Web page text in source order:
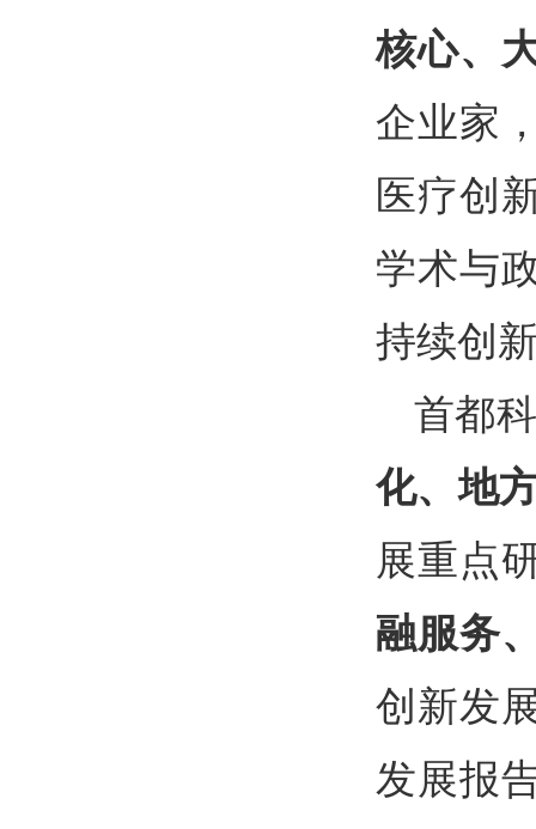
核心、
企业家
医疗创
学术与
持续创
首都
化、地
展重点
融服务
创新发
发展报